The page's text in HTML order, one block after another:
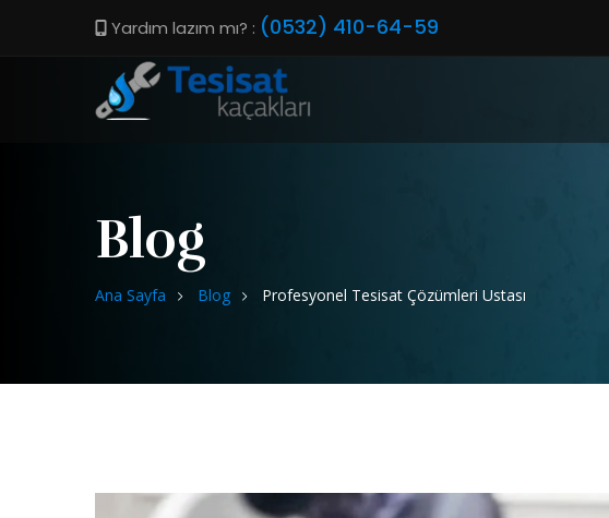
Yardım lazım mı? : (0532) 410-64-59
Blog
Ana Sayfa Blog Profesyonel Tesisat Çözümleri Ustası